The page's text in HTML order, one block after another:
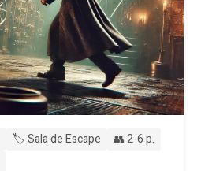
🏷️ Sala de Escape
👥 2-6 p.